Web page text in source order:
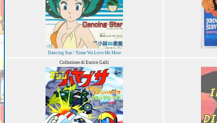
Dancing Star / Yume Wa Love Me More
Collezione di Enrico Galli